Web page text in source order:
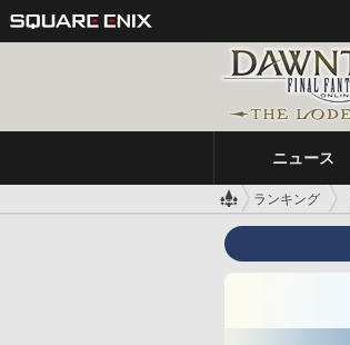
ニュース
ランキング